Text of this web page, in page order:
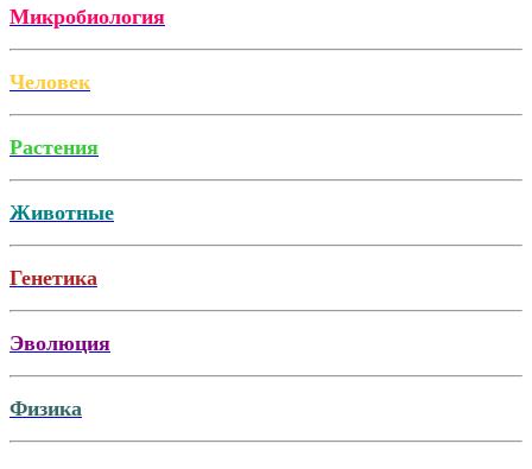
Микробиология
Человек
Растения
Животные
Генетика
Эволюция
Физика